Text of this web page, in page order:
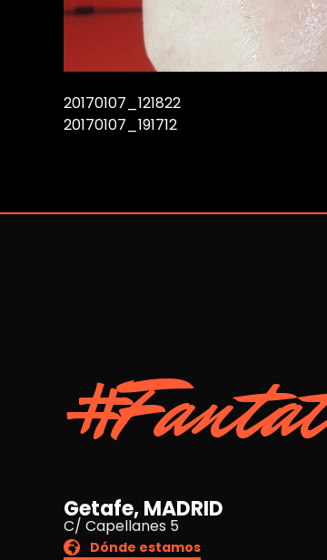
20170107_121822
20170107_191712
Getafe, MADRID
C/ Capellanes 5
Dónde estamos